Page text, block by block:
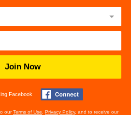
Join Now
Facebook
ourTerms of Use Privacy Policy, and to receive our